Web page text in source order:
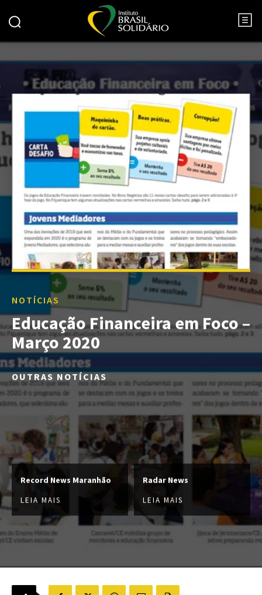
NOTÍCIAS
Educação Financeira em Foco –
Março 2020
OUTRAS NOTÍCIAS
Record News Maranhão
LEIA MAIS
Radar News
LEIA MAIS